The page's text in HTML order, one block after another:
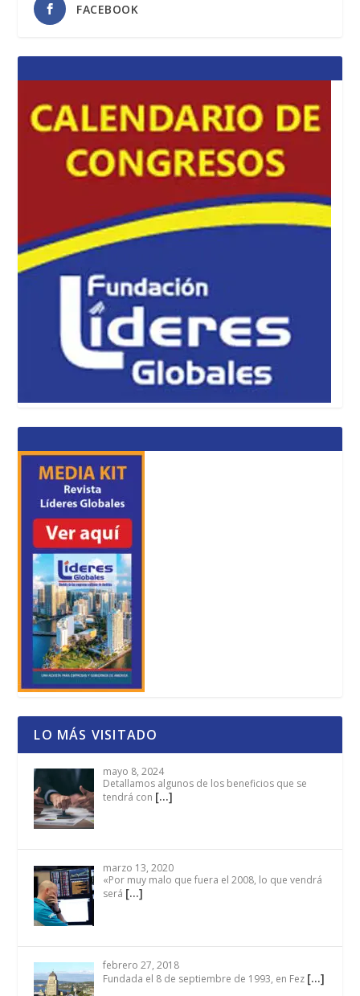
FACEBOOK
LO MÁS VISITADO
mayo 8, 2024
Detallamos algunos de los beneficios que se
tendrá con […]
marzo 13, 2020
«Por muy malo que fuera el 2008, lo que vendrá
será […]
febrero 27, 2018
Fundada el 8 de septiembre de 1993, en Fez […]